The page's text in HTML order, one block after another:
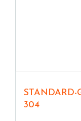
STANDARD-GEGENFLANSH-KIT AISI
304